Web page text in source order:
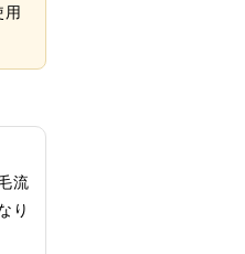
用
流
り